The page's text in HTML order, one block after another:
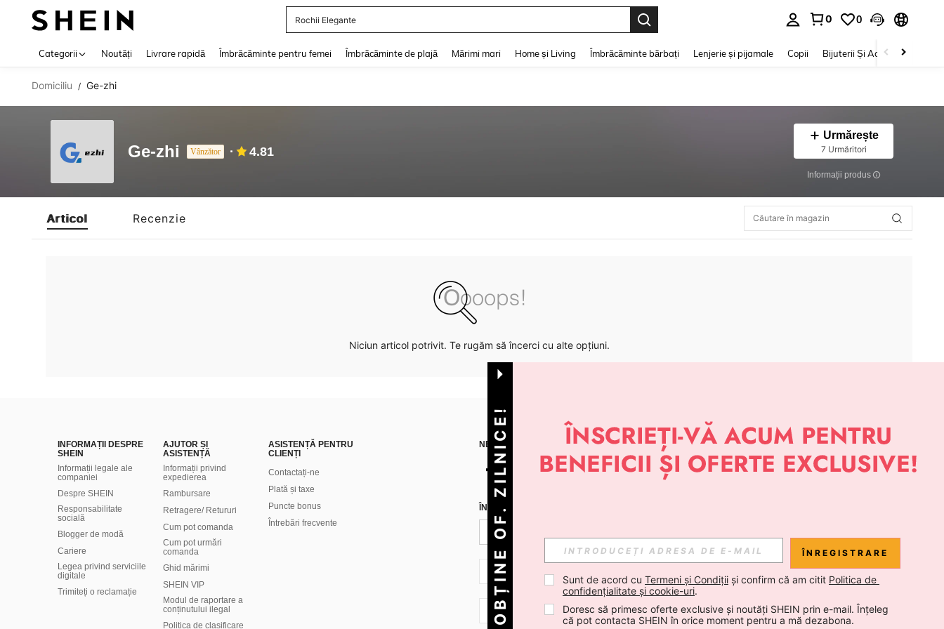
Rochii Elegante
0 0
Categorii Noutăți Livrare rapidă Îmbrăcăminte pentru femei Îmbrăcăminte de plajă Mărimi mari Home și Living Îmbrăcăminte bărbați Lenjerie și pijamale Copii Bijuterii Și Accesorii
Domiciliu / Ge-zhi
Ge-zhi Vânzător 4.81
Urmărește
7 Urmăritori
Informații produs
Articol Recenzie
Niciun articol potrivit. Te rugăm să încerci cu alte opțiuni.
INFORMAȚII DESPRE
SHEIN
Informații legale ale
companiei
Despre SHEIN
Responsabilitate
socială
Blogger de modă
Cariere
Legea privind serviciile
digitale
Trimiteți o reclamație
AJUTOR ȘI
ASISTENȚĂ
Informații privind
expedierea
Rambursare
Retragere/ Retururi
Cum pot comanda
Cum pot urmări
comanda
Ghid mărimi
SHEIN VIP
Modul de raportare a
conținutului ilegal
Politica de clasificare
ASISTENȚĂ PENTRU
CLIENȚI
Contactați-ne
Plată și taxe
Puncte bonus
Întrebări frecvente
NE GĂSEȘTI PE APLICAȚIE
ÎNREGISTREAZĂ-TE PENTRU A PRIMI NOUTĂȚI DESPRE STIL DE LA SHEIN
RO + 40 Abonare
RO + 40 Abonare
OBȚINE OF. ZILNICE! ÎNREGISTRARE
Sunt de acord cu Termeni și Condiții și confirm că am citit Politica de
confidențialitate și cookie-uri.
Doresc să primesc oferte exclusive și noutăți SHEIN prin e-mail. Înțeleg
că pot contacta SHEIN în orice moment pentru a mă dezabona.